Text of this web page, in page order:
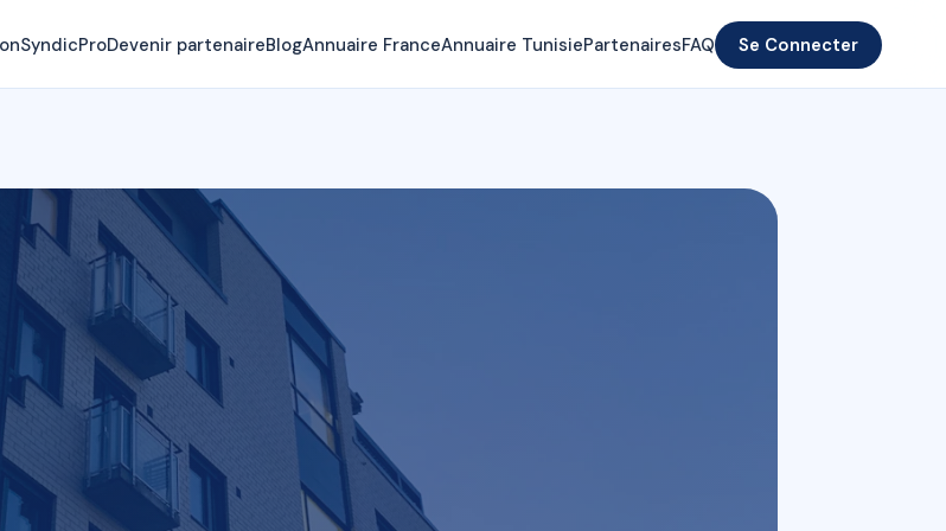
SyndicProDevenir partenaireBlogAnnuaire FranceAnnuaire TunisiePartenairesFAQ Se Connecter